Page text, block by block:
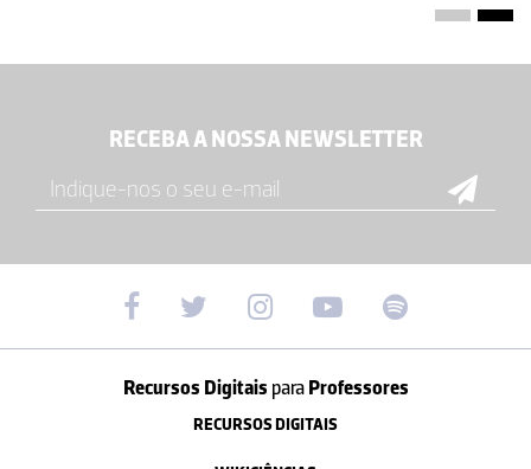
RECEBA A NOSSA NEWSLETTER
Recursos Digitais paraProfessores
RECURSOS DIGITAIS